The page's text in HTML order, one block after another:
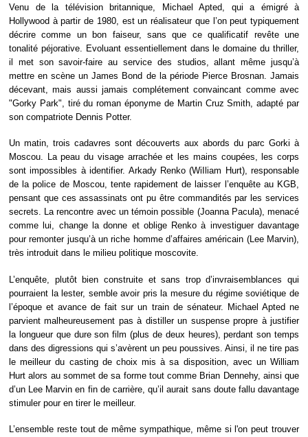
Venu de la télévision britannique, Michael Apted, qui a émigré à
Hollywood à partir de 1980, est un réalisateur que l’on peut typiquement
décrire comme un bon faiseur, sans que ce qualificatif revête une
tonalité péjorative. Evoluant essentiellement dans le domaine du thriller,
il met son savoir-faire au service des studios, allant même jusqu’à
mettre en scène un James Bond de la période Pierce Brosnan. Jamais
décevant, mais aussi jamais complétement convaincant comme avec
"Gorky Park", tiré du roman éponyme de Martin Cruz Smith, adapté par
son compatriote Dennis Potter.
Un matin, trois cadavres sont découverts aux abords du parc Gorki à
Moscou. La peau du visage arrachée et les mains coupées, les corps
sont impossibles à identifier. Arkady Renko (WiIliam Hurt), responsable
de la police de Moscou, tente rapidement de laisser l’enquête au KGB,
pensant que ces assassinats ont pu être commandités par les services
secrets. La rencontre avec un témoin possible (Joanna Pacula), menacé
comme lui, change la donne et oblige Renko à investiguer davantage
pour remonter jusqu’à un riche homme d’affaires américain (Lee Marvin),
très introduit dans le milieu politique moscovite.
L’enquête, plutôt bien construite et sans trop d’invraisemblances qui
pourraient la lester, semble avoir pris la mesure du régime soviétique de
l’époque et avance de fait sur un train de sénateur. Michael Apted ne
parvient malheureusement pas à distiller un suspense propre à justifier
la longueur que dure son film (plus de deux heures), perdant son temps
dans des digressions qui s’avèrent un peu poussives. Ainsi, il ne tire pas
le meilleur du casting de choix mis à sa disposition, avec un William
Hurt alors au sommet de sa forme tout comme Brian Dennehy, ainsi que
d’un Lee Marvin en fin de carrière, qu’il aurait sans doute fallu davantage
stimuler pour en tirer le meilleur.
L’ensemble reste tout de même sympathique, même si l'on peut trouver